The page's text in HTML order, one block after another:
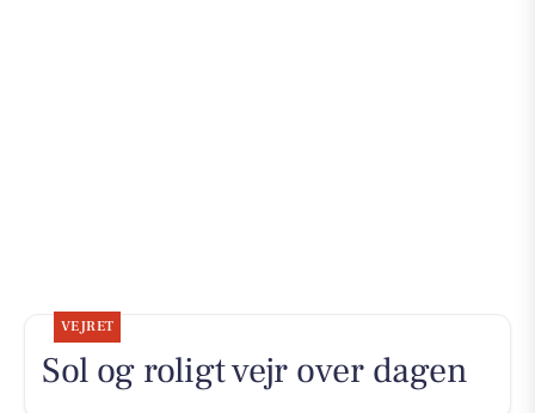
VEJRET
Sol og roligt vejr over dagen